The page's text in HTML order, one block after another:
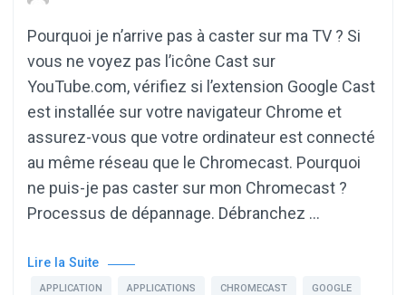
Pourquoi je n’arrive pas à caster sur ma TV ? Si
vous ne voyez pas l’icône Cast sur
YouTube.com, vérifiez si l’extension Google Cast
est installée sur votre navigateur Chrome et
assurez-vous que votre ordinateur est connecté
au même réseau que le Chromecast. Pourquoi
ne puis-je pas caster sur mon Chromecast ?
Processus de dépannage. Débranchez …
Lire la Suite
APPLICATION APPLICATIONS CHROMECAST GOOGLE